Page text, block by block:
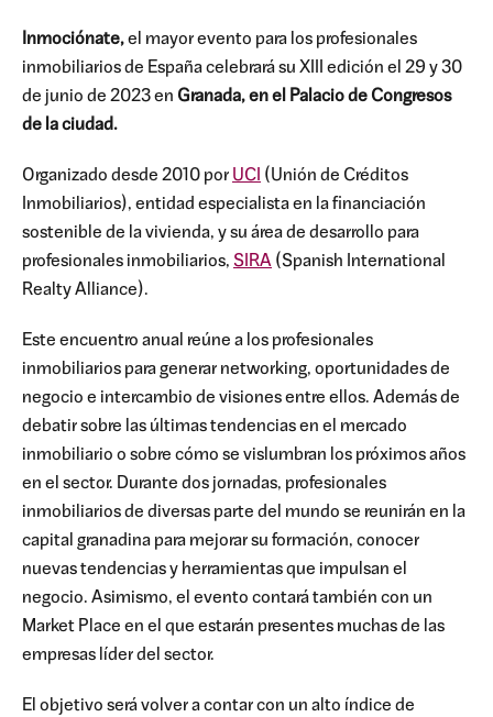
Inmociónate,el mayor evento para los profesionales
inmobiliarios de España celebrará su XIII edición el 29 y 30
de junio de 2023 en Granada, en el Palacio de Congresos
de la ciudad.
Organizado desde 2010 por UCI (Unión de Créditos
Inmobiliarios), entidad especialista en la financiación
sostenible de la vivienda, y su área de desarrollo para
profesionales inmobiliarios, SIRA (Spanish International
Realty Alliance).
Este encuentro anual reúne a los profesionales
inmobiliarios para generar networking, oportunidades de
negocio e intercambio de visiones entre ellos. Además de
debatir sobre las últimas tendencias en el mercado
inmobiliario o sobre cómo se vislumbran los próximos años
en el sector. Durante dos jornadas, profesionales
inmobiliarios de diversas parte del mundo se reunirán en la
capital granadina para mejorar su formación, conocer
nuevas tendencias y herramientas que impulsan el
negocio. Asimismo, el evento contará también con un
Market Place en el que estarán presentes muchas de las
empresas líder del sector.
El objetivo será volver a contar con un alto índice de